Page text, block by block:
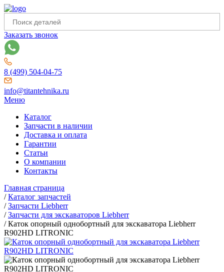
Заказать звонок
8 (499) 504-04-75
info@titantehnika.ru
Меню
Каталог
Запчасти в наличии
Доставка и оплата
Гарантии
Статьи
О компании
Контакты
Главная страница
/Каталог запчастей
/Запчасти Liebherr
/Запчасти для экскаваторов Liebherr
/Каток опорный однобортный для экскаватора Liebherr
R902HD LITRONIC